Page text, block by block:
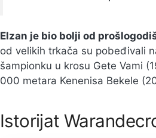
Elzan je bio bolji od
od velikih trkača su pobeđivali
šampionku u krosu Gete Vami
000 metara Kenenisa Bekele
Istorijat